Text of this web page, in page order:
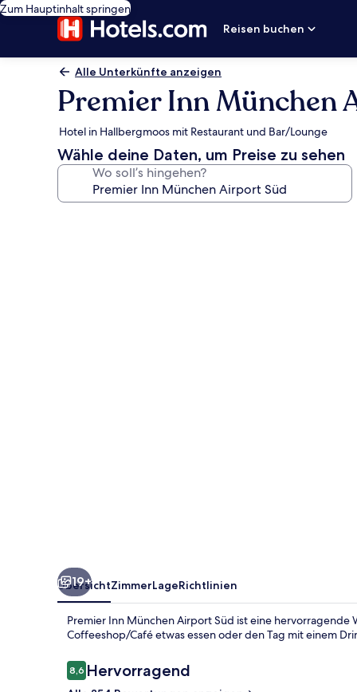
Zum Hauptinhalt springen
Reisen buchen
Alle Unterkünfte anzeigen
Premier Inn München
Hotel in Hallbergmoos mit Restaurant und Bar/Lounge
Wähle deine Daten, um Preise zu sehen
Wo soll’s hingehen?
19+
ÜbersichtZimmerLageRichtlinien
Premier Inn München Airport Süd ist eine hervorragende
Coffeeshop/Café etwas essen oder den Tag mit einem
Bewertungen
8,68,6 von 10.
Hervorragend